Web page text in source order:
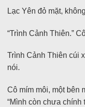
Lạc Yên đỏ mặt,
“Trình Cảnh Thiên.”
Trình Cảnh Thiên cúi
nói.
Cô mím môi, một bên
“Mình còn chưa chính